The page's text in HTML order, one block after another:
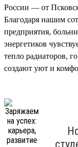
России — от
Благодаря нашим
предприятия,
энергетиков
тепло радиаторов,
создают уют и